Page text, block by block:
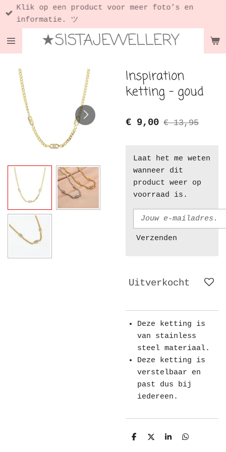
Ga
direct
de
★SISTAJEWELLERY
Klik op een product voor meer foto’s en
informatie. ツ
Inspiration
ketting - goud
€ 9,00 € 13,95
Laat het me weten
wanneer dit
product weer op
voorraad is.
Verzenden
Uitverkocht
Deze ketting is
van stainless
steel materiaal.
Deze ketting is
verstelbaar en
past dus bij
iedereen.
D
D
S
D